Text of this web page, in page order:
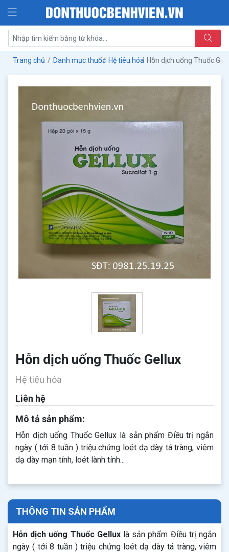
Trang chủ Danh mục thuốc Hệ tiêu hóa Hỗn dịch uống Thuốc
Hỗn dịch uống Thuốc Gellux
Hệ tiêu hóa
Liên hệ
Mô tả sản phẩm:
Hỗn dịch uống Thuốc Gellux là sản phẩm Điều trị ngắn
ngày ( tới 8 tuần ) triệu chứng loét dạ dày tá tràng, viêm
dạ dày mạn tính, loét lành tính...
THÔNG TIN SẢN PHẨM
Hỗn dịch uống Thuốc Gelluxlà sản phẩm Điều trị ngắn
ngày ( tới 8 tuần ) triệu chứng loét dạ dày tá tràng, viêm